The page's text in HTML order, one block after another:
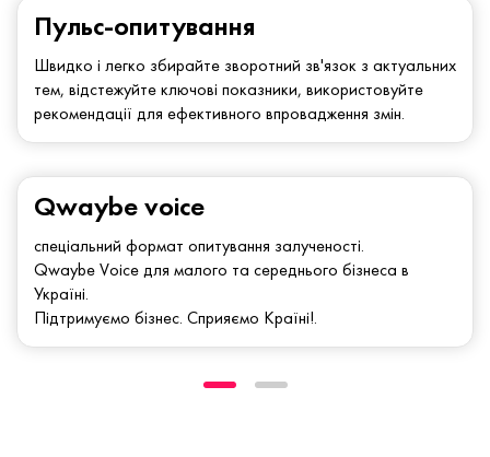
Qwaybe voice
спеціальний формат опитування залученості.
Qwaybe Voice для малого та середнього бізнеса в
Україні.
Підтримуємо бізнес. Сприяємо Країні!.
Пульс-опитування
Швидко і легко збирайте зворотний зв'язок з актуальних
тем, відстежуйте ключові показники, використовуйте
рекомендації для ефективного впровадження змін.